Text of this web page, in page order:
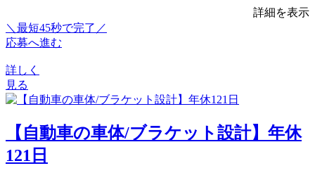
詳細を表示
＼最短45秒で完了／
応募へ進む
詳しく
見る
【自動車の車体/ブラケット設計】年休
121日